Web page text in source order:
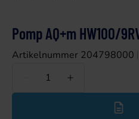
Pomp AQ+m HW100/
Artikelnummer 204798000
Minder